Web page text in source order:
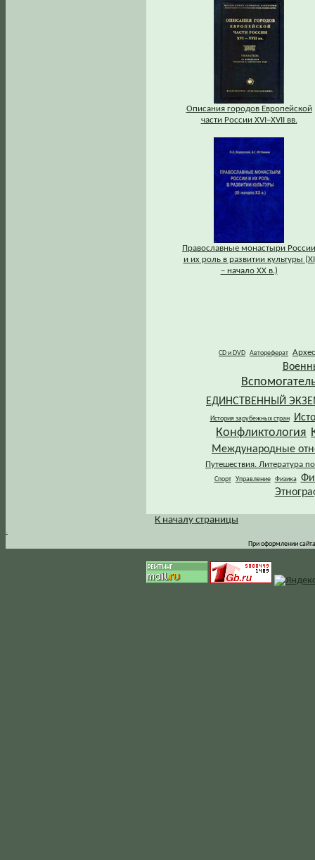
Описания городов Европейской
части России XVI–XVII вв.
Православные монастыри России
и их роль в развитии культуры (XI
– начало XX в.)
CD и DVD Автореферат
ЕДИНСТВЕННЫЙ
История зарубежных стран
Конфликтология
Международные
Путешествия. Литература
Спорт Управление Физика
.
К началу страницы
При оформлении